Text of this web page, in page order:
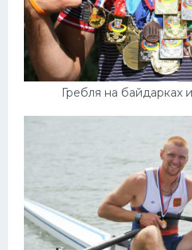
Гребля на байдарках